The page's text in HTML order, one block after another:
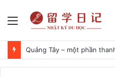
Menu
Quảng Tây – một phần